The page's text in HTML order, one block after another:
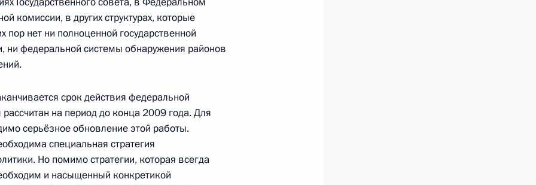
2008
компании «Газпром»
1
комиссии, в других структурах, которые
нет ни полноценной государственной
ни федеральной системы обнаружения районов
срок действия федеральной
на период до конца 2009 года. Для
серьёзное обновление этой работы.
специальная стратегия
Но помимо стратегии, которая всегда
и насыщенный конкретикой